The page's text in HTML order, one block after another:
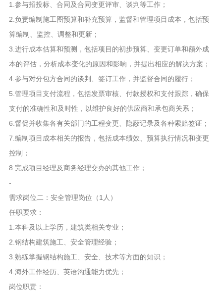
1.参与招投标、合同及合同变更评审、谈判等工作；
2.负责编制施工图预算和补充预算，监督和管理项目成本，包括预
算编制、监控、调整和更新；
3.进行成本估算和预测，包括项目的初步预算、变更订单和额外成
本的评估，分析成本变化的原因和影响，并提出相应的解决方案；
4.参与对分包方合同的谈判、签订工作，并监督合同的履行；
5.管理项目支付流程，包括发票审核、付款授权和支付跟踪，确保
支付的准确性和及时性，以维护良好的供应商和承包商关系；
6.督促并收集各有关部门的工程变更、隐蔽记录及各种索赔签证；
7.编制项目成本相关的报告，包括成本绩效、预算执行情况和变更
控制；
8.完成项目经理及商务经理交办的其他工作；
-
需求岗位二：安全管理岗位（1人）
任职要求：
1.本科及以上学历，建筑类相关专业；
2.钢结构建筑施工、安全管理经验；
3.熟练掌握钢结构施工、安全、技术等方面的知识；
4.海外工作经历、英语沟通能力优先；
岗位职责：